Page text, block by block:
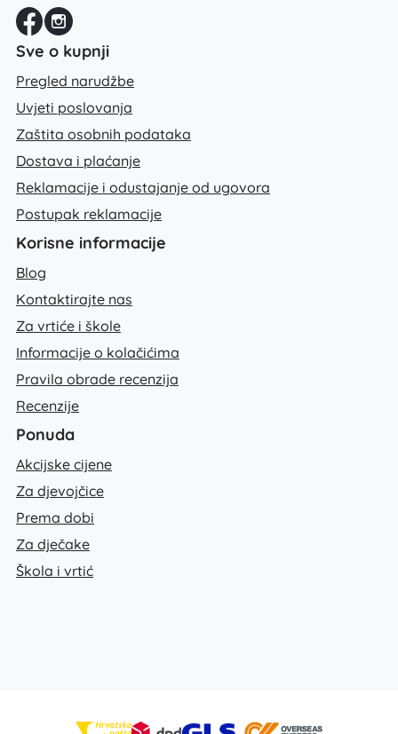
Sve o kupnji
Pregled narudžbe
Uvjeti poslovanja
Zaštita osobnih podataka
Dostava i plaćanje
Reklamacije i odustajanje od ugovora
Postupak reklamacije
Korisne informacije
Blog
Kontaktirajte nas
Za vrtiće i škole
Informacije o kolačićima
Pravila obrade recenzija
Recenzije
Ponuda
Akcijske cijene
Za djevojčice
Prema dobi
Za dječake
Škola i vrtić